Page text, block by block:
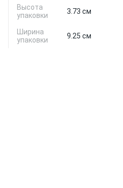
Высота
упаковки
3.73 см
Ширина
упаковки
9.25 см